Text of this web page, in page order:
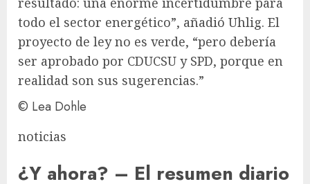
todo el sector energético”, añadió Uhlig. El
proyecto de ley no es verde, “pero debería
ser aprobado por CDUCSU y SPD, porque en
realidad son sus sugerencias.”
© Lea Dohle
noticias
¿Y ahora? – El resumen diario